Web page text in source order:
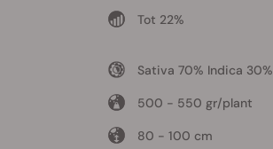
Tot 22%
Sativa 70% Indica 30%
500 - 550 gr/plant
80 - 100 cm